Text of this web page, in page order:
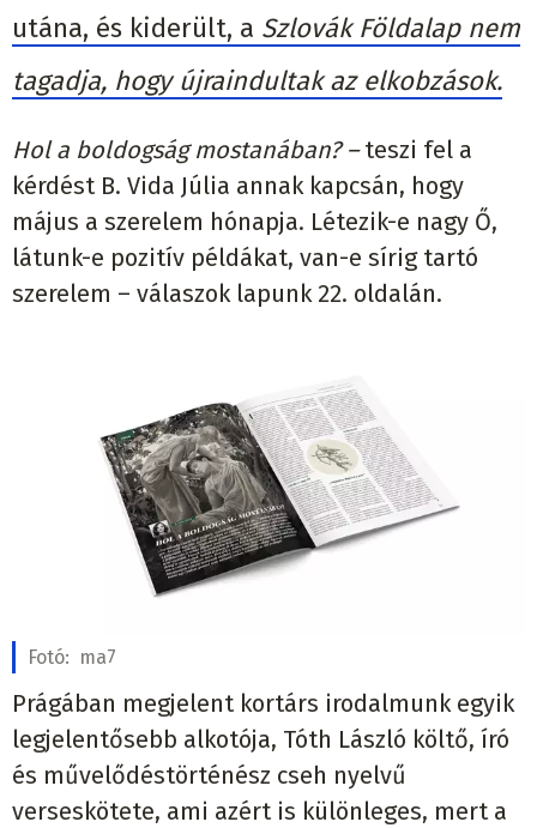
utána, és kiderült, a Szlovák Földalap nem
tagadja, hogy újraindultak az elkobzások.
Hol a boldogság mostanában? –teszi fel a
kérdést B. Vida Júlia annak kapcsán, hogy
május a szerelem hónapja. Létezik-e nagy Ő,
látunk-e pozitív példákat, van-e sírig tartó
szerelem – válaszok lapunk 22. oldalán.
Fotó: ma7
Prágában megjelent kortárs irodalmunk egyik
legjelentősebb alkotója, Tóth László költő, író
és művelődéstörténész cseh nyelvű
verseskötete, ami azért is különleges, mert a